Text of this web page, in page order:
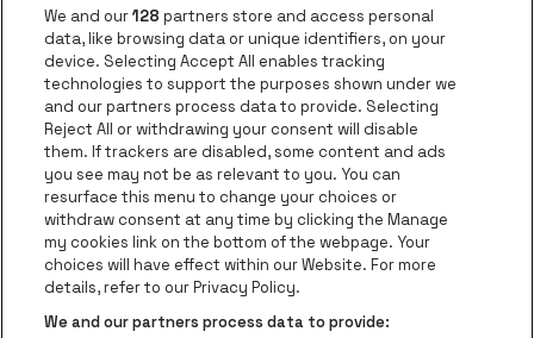
be•at app
be•at Corporate
be•at Business
Groepen
Helpcenter
Contact
Instagram
Facebook
Threads
TiktokYoutube
Be•at Tickets is een deel vanbe•at
be•at Tickets
Schijnpoortweg 119, 2170 Antwerpen
We and our128 partners store and access personal
data, like browsing data or unique identifiers, on your
device. Selecting Accept All enables tracking
technologies to support the purposes shown under we
and our partners process data to provide. Selecting
Reject All or withdrawing your consent will disable
them. If trackers are disabled, some content and ads
you see may not be as relevant to you. You can
resurface this menu to change your choices or
withdraw consent at any time by clicking the Manage
my cookies link on the bottom of the webpage. Your
choices will have effect within our Website. For more
details, refer to our Privacy Policy.
We and our partners process data to provide: